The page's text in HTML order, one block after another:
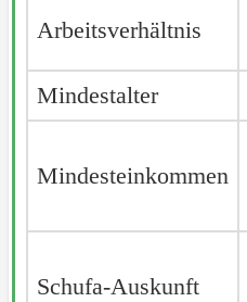
Arbeitsverhältnis
Mindestalter
Mindesteinkommen
Schufa-Auskunft